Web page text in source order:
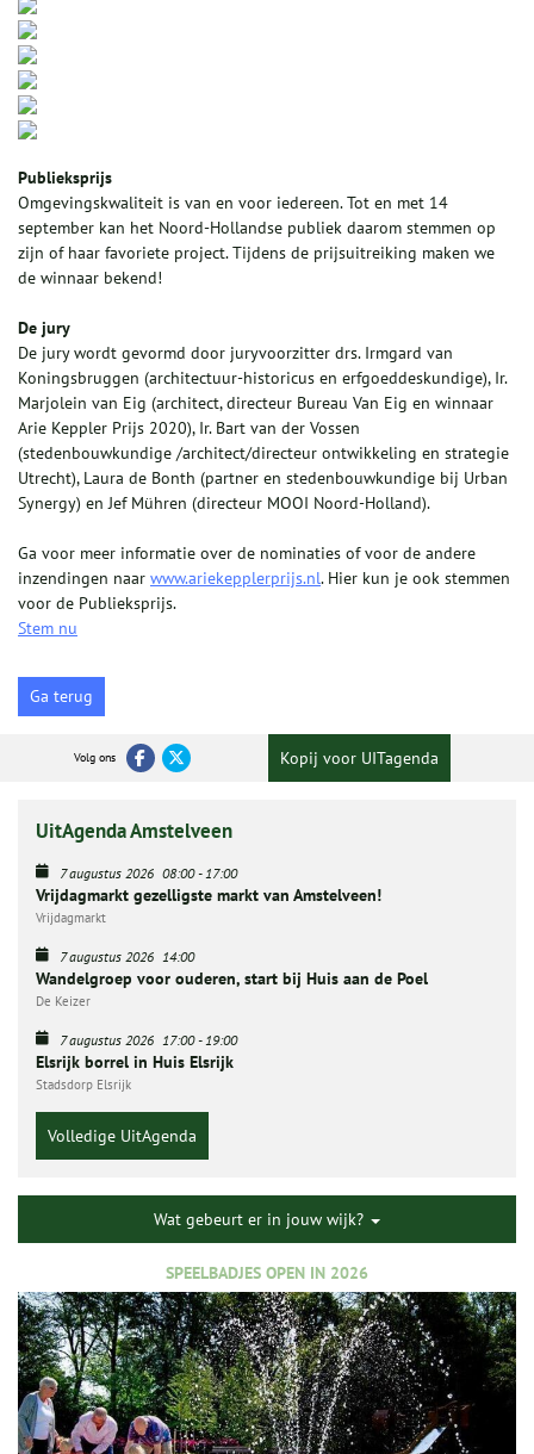
Publieksprijs
Omgevingskwaliteit is van en voor iedereen. Tot en met 14
september kan het Noord-Hollandse publiek daarom stemmen op
zijn of haar favoriete project. Tijdens de prijsuitreiking maken we
de winnaar bekend!
De jury
De jury wordt gevormd door juryvoorzitter drs. Irmgard van
Koningsbruggen (architectuur-historicus en erfgoeddeskundige), Ir.
Marjolein van Eig (architect, directeur Bureau Van Eig en winnaar
Arie Keppler Prijs 2020), Ir. Bart van der Vossen
(stedenbouwkundige /architect/directeur ontwikkeling en strategie
Utrecht), Laura de Bonth (partner en stedenbouwkundige bij Urban
Synergy) en Jef Mühren (directeur MOOI Noord-Holland).
Ga voor meer informatie over de nominaties of voor de andere
inzendingen naar www.ariekepplerprijs.nl. Hier kun je ook stemmen
voor de Publieksprijs.
Stem nu
Ga terug
Volg ons Kopij voor UITagenda
UitAgenda Amstelveen
7 augustus 2026 08:00-17:00
Vrijdagmarkt gezelligste markt van Amstelveen!
Vrijdagmarkt
7 augustus 2026 14:00
Wandelgroep voor ouderen, start bij Huis aan de Poel
De Keizer
7 augustus 2026 17:00-19:00
Elsrijk borrel in Huis Elsrijk
Stadsdorp Elsrijk
Volledige UitAgenda
Wat gebeurt er in jouw wijk?
SPEELBADJES OPEN IN 2026